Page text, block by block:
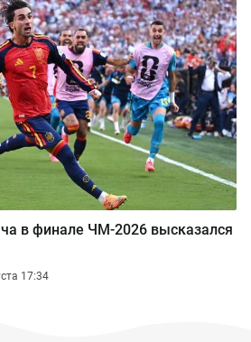
в финале ЧМ-2026 высказался
17:34